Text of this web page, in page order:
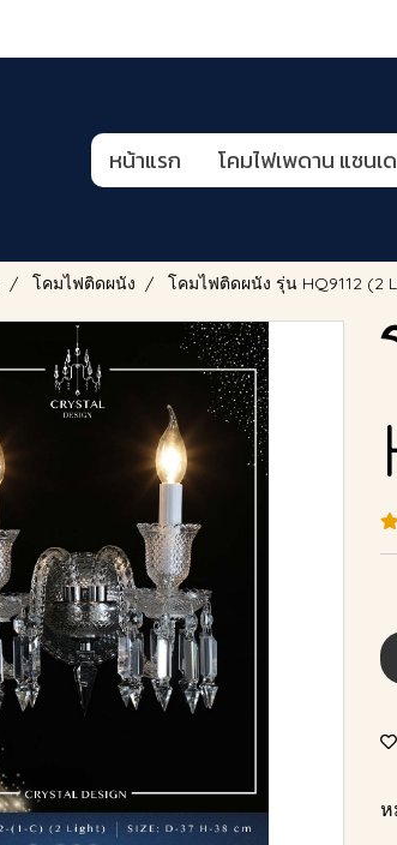
หน้าแรก โคมไฟเพดาน แชนเ
โคมไฟติดผนัง โคมไฟติดผนัง รุ่น HQ9112 (2
ห